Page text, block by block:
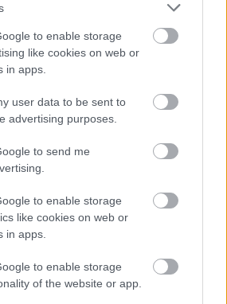
to enable storage
like cookies on web or
in apps.
user data to be sent to
advertising purposes.
to send me
to enable storage
like cookies on web or
in apps.
to enable storage
of the website or app.
στο iCloud Private
μπορεί να
πραγματική
καταλύτη βελτιώνει
αμμωνίας